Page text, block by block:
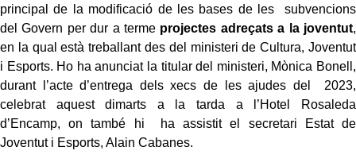
principal de la modificació de les bases de les subvencions
del Govern per dur a terme projectes adreçats a la joventut,
en la qual està treballant des del ministeri de Cultura, Joventut
i Esports. Ho ha anunciat la titular del ministeri, Mònica Bonell,
durant l’acte d’entrega dels xecs de les ajudes del 2023,
celebrat aquest dimarts a la tarda a l’Hotel Rosaleda
d’Encamp, on també hi ha assistit el secretari Estat de
Joventut i Esports, Alain Cabanes.